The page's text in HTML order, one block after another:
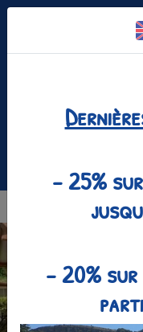
Facebook est
- 25%
- 20% sur
Panneau de gestion